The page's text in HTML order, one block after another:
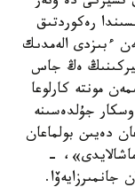
رەكوردتىق
ءبىزدى الەمدىك
سيركىنىڭ ەڭ جاس
مونتە كارلوعا
جۇلدەسىنە
دەيىن بولماعان
-